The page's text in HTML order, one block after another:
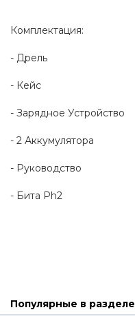
Комплектация:
- Дрель
- Кейс
- Зарядное Устройство
- 2 Аккумулятора
- Руководство
- Бита Ph2
Популярные в разделе